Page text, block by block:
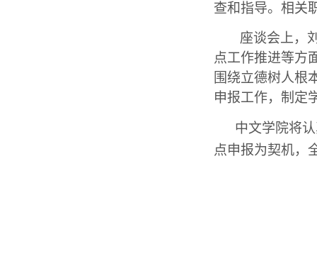
查和指导。相关
座谈会上，
点工作推进等方
围绕立德树人根
申报工作， 制定
中文学院将
点申报为契机，